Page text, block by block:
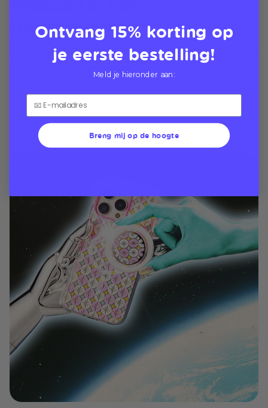
ruimtetijdperk
Ontdek onze kosmische MagSafe-ontwerpen die zijn
Ontvang 15% korting op
je eerste bestelling!
Meld je hieronder aan:
Breng mij op de hoogte